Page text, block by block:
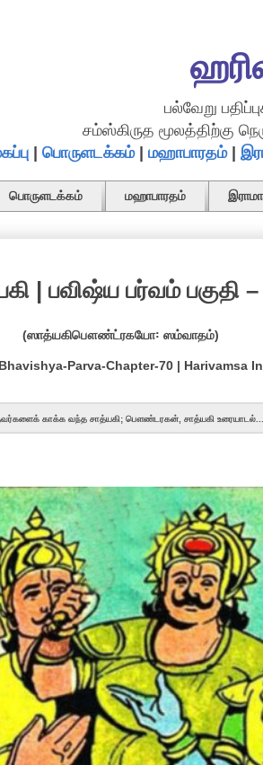
பல்வேறு
சம்ஸ்கிருத மூலத்திற்கு
பொருளடக்கம்| மஹாபாரதம்|
பொருளடக்கம் மஹாபாரதம்
| பவிஷ்ய பர்வம் பகுதி –
(ஸாத்யகிபௌண்ட்ரகயோ꞉ ஸம்வாதம்)
Parva-Chapter-70 | Harivamsa
காக்க வந்த சாத்யகி; பௌண்டரகன், சாத்யகி உரையாடல்...